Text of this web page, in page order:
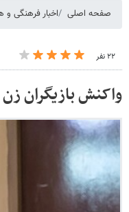
صفحه اصلی اخبار فرهنگی و
۲۲ نفر
واکنش بازیگران